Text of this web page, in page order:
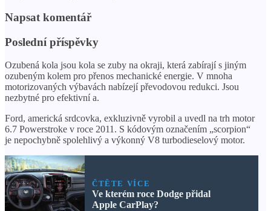
Napsat komentář
Poslední příspěvky
Ozubená kola jsou kola se zuby na okraji, která zabírají s jiným
ozubeným kolem pro přenos mechanické energie. V mnoha
motorizovaných výbavách nabízejí převodovou redukci. Jsou
nezbytné pro efektivní a.
Ford, americká srdcovka, exkluzivně vyrobil a uvedl na trh motor
6.7 Powerstroke v roce 2011. S kódovým označením „scorpion“
je nepochybně spolehlivý a výkonný V8 turbodieselový motor.
ČTĚTE VÍCE
Ve kterém roce Dodge přidal
Apple CarPlay?